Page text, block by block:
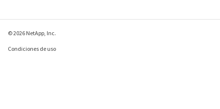
© 2026 NetApp, Inc.
Condiciones de uso